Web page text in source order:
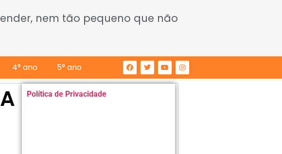
nem tão pequeno que não
4° ano 5° ano
Política de Privacidade